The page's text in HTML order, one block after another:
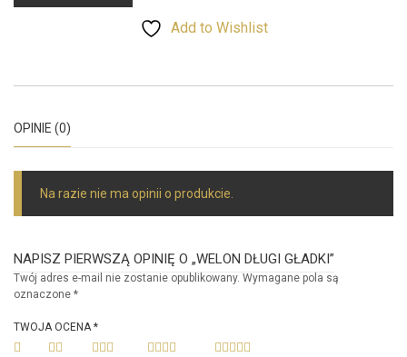
Add to Wishlist
OPINIE (0)
Na razie nie ma opinii o produkcie.
NAPISZ PIERWSZĄ OPINIĘ O „WELON DŁUGI GŁADKI”
Twój adres e-mail nie zostanie opublikowany. Wymagane pola są
oznaczone *
TWOJA OCENA*